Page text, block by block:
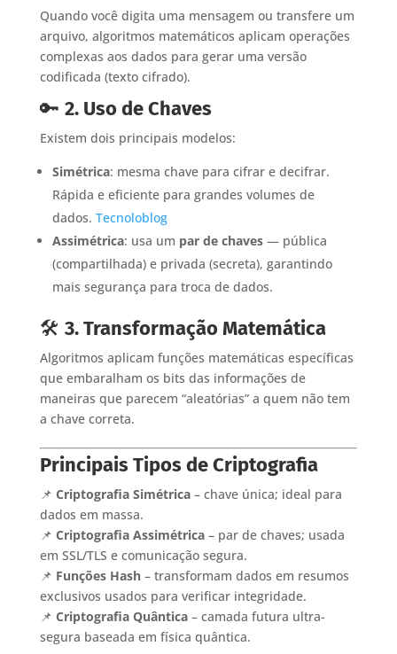
Quando você digita uma mensagem ou transfere um
arquivo, algoritmos matemáticos aplicam operações
complexas aos dados para gerar uma versão
codificada (texto cifrado).
🔑 2. Uso de Chaves
Existem dois principais modelos:
Simétrica: mesma chave para cifrar e decifrar.
Rápida e eficiente para grandes volumes de
dados. Tecnoloblog
Assimétrica: usa um par de chaves— pública
(compartilhada) e privada (secreta), garantindo
mais segurança para troca de dados.
🛠️ 3. Transformação Matemática
Algoritmos aplicam funções matemáticas específicas
que embaralham os bits das informações de
maneiras que parecem “aleatórias” a quem não tem
a chave correta.
Principais Tipos de Criptografia
📌 Criptografia Simétrica– chave única; ideal para
dados em massa.
📌 Criptografia Assimétrica– par de chaves; usada
em SSL/TLS e comunicação segura.
📌 Funções Hash– transformam dados em resumos
exclusivos usados para verificar integridade.
📌 Criptografia Quântica– camada futura ultra-
segura baseada em física quântica.